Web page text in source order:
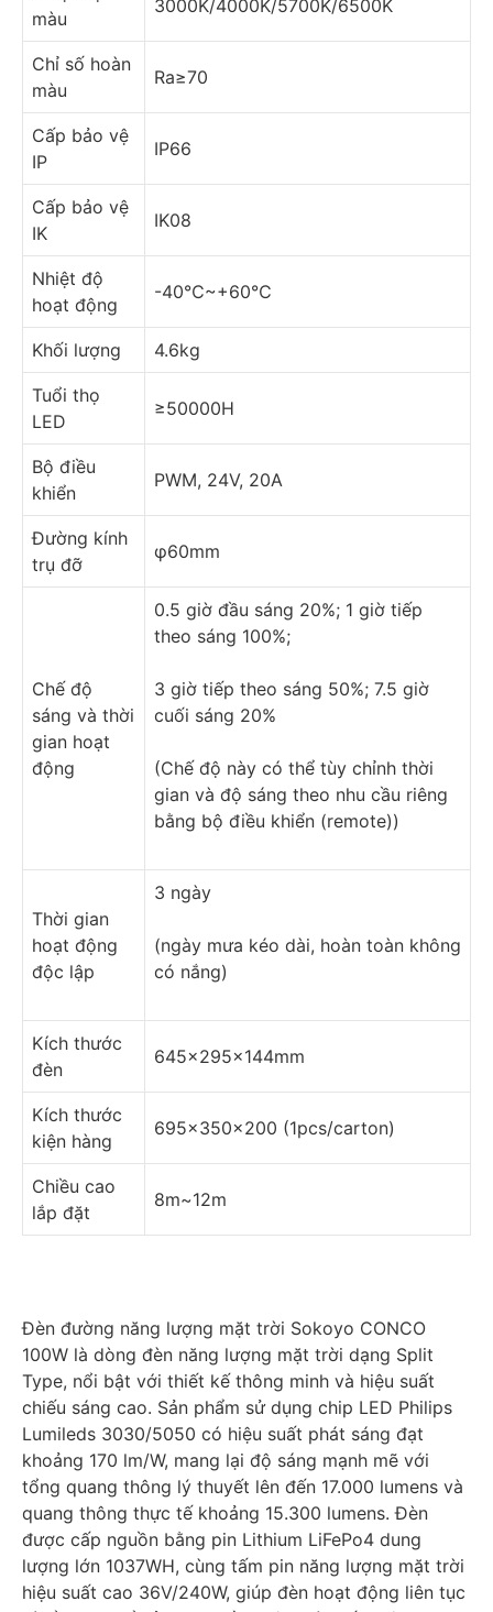
màu
3000K/4000K/5700K/6500K
Chỉ số hoàn
màu
Ra≥70
Cấp bảo vệ
IP
IP66
Cấp bảo vệ
IK
IK08
Nhiệt độ
hoạt động
-40℃~+60℃
Khối lượng 4.6kg
Tuổi thọ
LED
≥50000H
Bộ điều
khiển
PWM, 24V, 20A
Đường kính
trụ đỡ
φ60mm
Chế độ
sáng và thời
gian hoạt
động
0.5 giờ đầu sáng 20%; 1 giờ tiếp
theo sáng 100%;
3 giờ tiếp theo sáng 50%; 7.5 giờ
cuối sáng 20%
(Chế độ này có thể tùy chỉnh thời
gian và độ sáng theo nhu cầu riêng
bằng bộ điều khiển (remote))
Thời gian
hoạt động
độc lập
3 ngày
(ngày mưa kéo dài, hoàn toàn không
có nắng)
Kích thước
đèn
645x295x144mm
Kích thước
kiện hàng
695x350x200 (1pcs/carton)
Chiều cao
lắp đặt
8m~12m
Đèn đường năng lượng mặt trời Sokoyo CONCO
100W là dòng đèn năng lượng mặt trời dạng Split
Type, nổi bật với thiết kế thông minh và hiệu suất
chiếu sáng cao. Sản phẩm sử dụng chip LED Philips
Lumileds 3030/5050 có hiệu suất phát sáng đạt
khoảng 170 lm/W, mang lại độ sáng mạnh mẽ với
tổng quang thông lý thuyết lên đến 17.000 lumens và
quang thông thực tế khoảng 15.300 lumens. Đèn
được cấp nguồn bằng pin Lithium LiFePo4 dung
lượng lớn 1037WH, cùng tấm pin năng lượng mặt trời
hiệu suất cao 36V/240W, giúp đèn hoạt động liên tục